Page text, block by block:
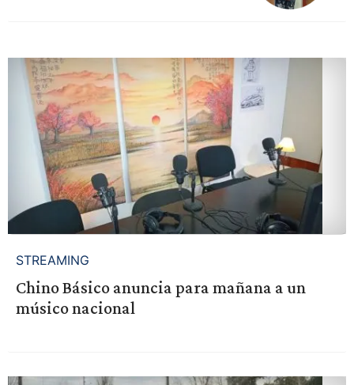
STREAMING
Chino Básico anuncia para mañana a un
músico nacional